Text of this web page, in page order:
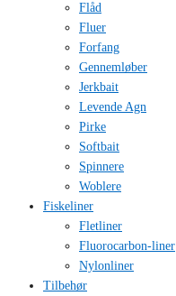
Flåd
Fluer
Forfang
Gennemløber
Jerkbait
Levende Agn
Pirke
Softbait
Spinnere
Woblere
Fiskeliner
Fletliner
Fluorocarbon-liner
Nylonliner
Tilbehør